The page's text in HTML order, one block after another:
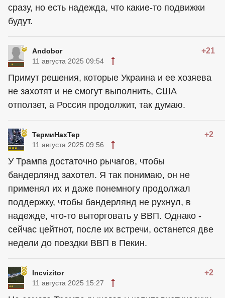
сразу, но есть надежда, что какие-то подвижки
будут.
Andobor +21
11 августа 2025 09:54
Примут решения, которые Украина и ее хозяева
не захотят и не смогут выполнить, США
отползет, а Россия продолжит, так думаю.
ТермиНахТер +2
11 августа 2025 09:56
У Трампа достаточно рычагов, чтобы
бандерлянд захотел. Я так понимаю, он не
применял их и даже понемногу продолжал
поддержку, чтобы бандерлянд не рухнул, в
надежде, что-то выторговать у ВВП. Однако -
сейчас цейтнот, после их встречи, останется две
недели до поездки ВВП в Пекин.
Incvizitor +2
11 августа 2025 15:27